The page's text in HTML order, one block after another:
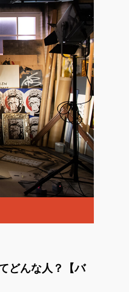
どんな人？【バ